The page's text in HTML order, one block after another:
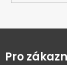
Z
pPro